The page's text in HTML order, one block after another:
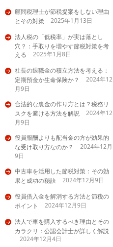
顧問税理士が節税提案をしない理由
とその対策
2025年1月13日
法人税の「低税率」が実は落とし
穴？：手取りを増やす節税対策を考
える
2025年1月8日
社長の退職金の積立方法を考える：
定期預金か生命保険か？ 2024年12
月9日
合法的な裏金の作り方とは？税務リ
スクを避ける方法を解説 2024年12
月9日
役員報酬よりも配当金の方が効果的
な受け取り方なのか？ 2024年12月
9日
中古車を活用した節税対策：その効
果と成功の秘訣
2024年12月9日
役員借入金を解消する方法と節税の
ポイント
2024年12月9日
法人で車を購入するべき理由とその
カラクリ：公認会計士が詳しく解説
2024年12月4日